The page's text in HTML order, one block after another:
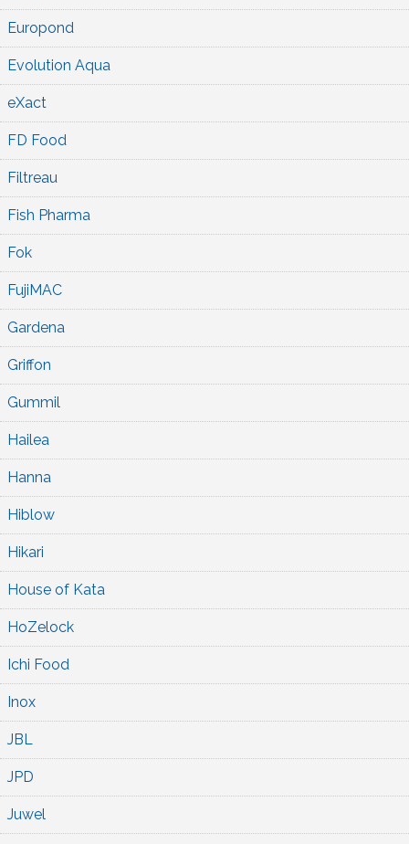
Europond
Evolution Aqua
eXact
FD Food
Filtreau
Fish Pharma
Fok
FujiMAC
Gardena
Griffon
Gummil
Hailea
Hanna
Hiblow
Hikari
House of Kata
HoZelock
Ichi Food
Inox
JBL
JPD
Juwel